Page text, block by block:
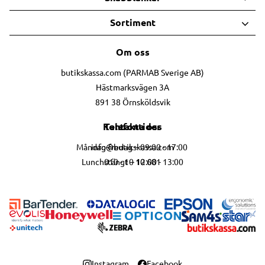
Om oss
butikskassa.com (PARMAB Sverige AB)
Hästmarksvägen 3A
891 38 Örnsköldsvik
Kontakta oss
info@butikskassa.com
010 - 10 10 681
Telefontider
Måndag-fredag – 09:00 - 17:00
Lunchstängt – 12:00 - 13:00
Sortiment